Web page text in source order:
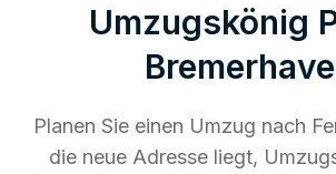
Umzugskönig
Planen Sie einen Umzug nach
die neue Adresse liegt,